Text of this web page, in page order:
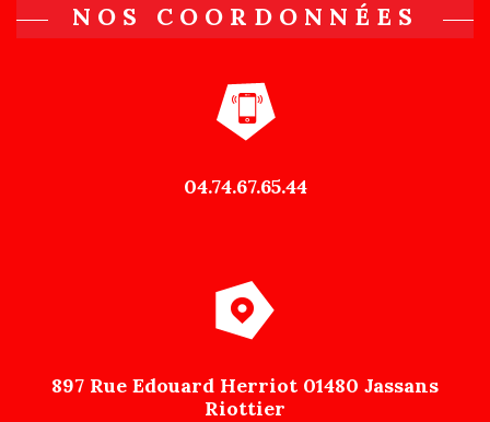
NOS COORDONNÉES
04.74.67.65.44
897 Rue Edouard Herriot 01480 Jassans
Riottier